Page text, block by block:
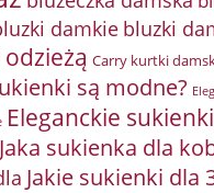
damkie bluzki
Carry kurtki
są modne?
Eleganckie
Jaka sukienka dla
Jakie sukienki dla